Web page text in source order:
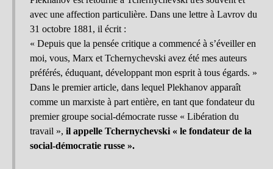
avec une affection particulière. Dans une lettre à Lavrov du
31 octobre 1881, il écrit :
« Depuis que la pensée critique a commencé à s’éveiller en
moi, vous, Marx et Tchernychevski avez été mes auteurs
préférés, éduquant, développant mon esprit à tous égards. »
Dans le premier article, dans lequel Plekhanov apparaît
comme un marxiste à part entière, en tant que fondateur du
premier groupe social-démocrate russe « Libération du
travail », il appelle Tchernychevski « le fondateur de la
social-démocratie russe ».